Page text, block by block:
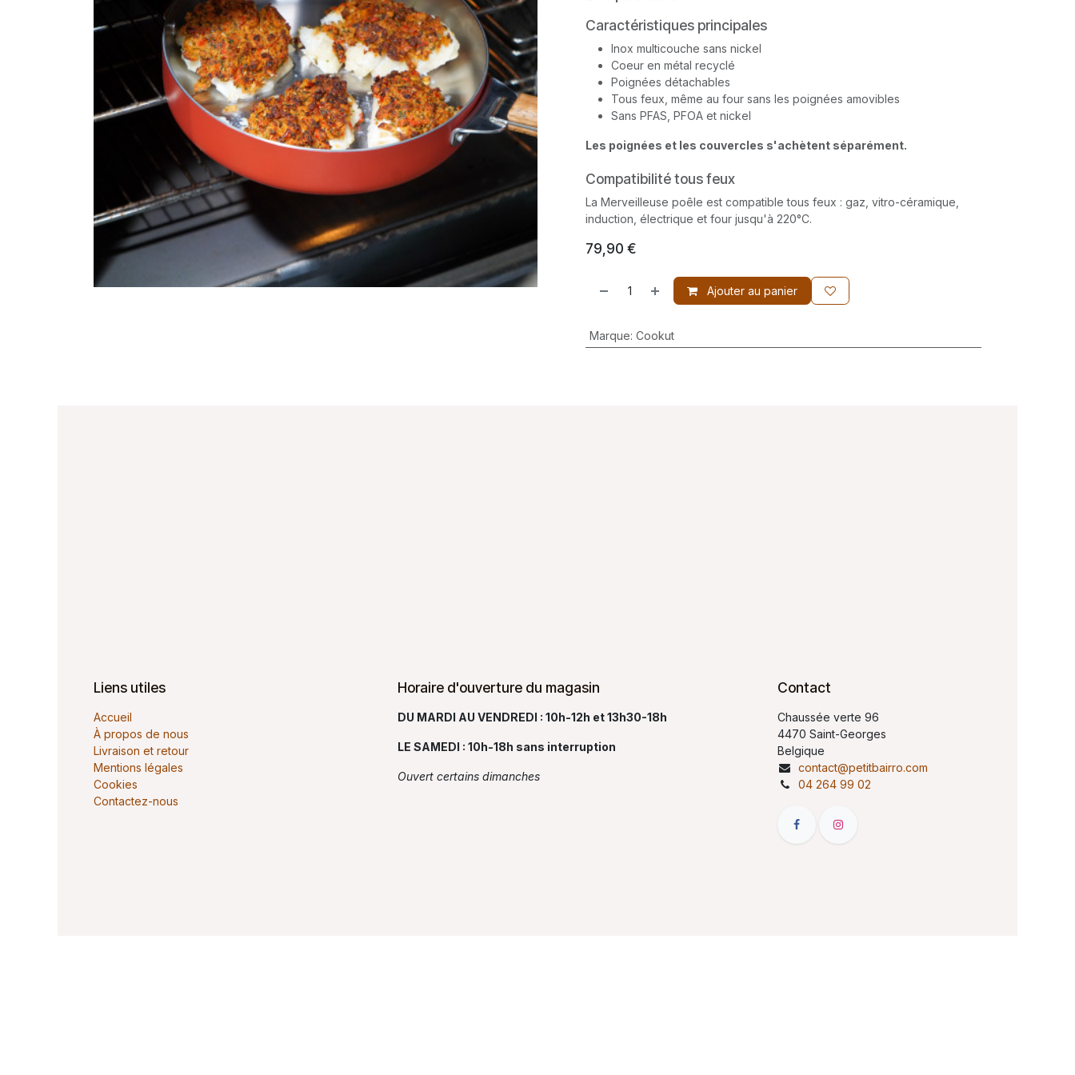
Caractéristiques principales
Inox multicouche sans nickel
Coeur en métal recyclé
Poignées détachables
Tous feux, même au four sans les poignées amovibles
Sans PFAS, PFOA et nickel
Les poignées et les couvercles s'achètent séparément.
Compatibilité tous feux
La Merveilleuse poêle est compatible tous feux : gaz, vitro-céramique,
induction, électrique et four jusqu'à 220°C.
79,90 €
Ajouter au panier
Marque: Cookut
Liens utiles
Accueil
À propos de nous
Livraison et retour
Mentions légales
Cookies
Contactez-nous
Horaire d'ouverture du magasin
DU MARDI AU VENDREDI : 10h-12h et 13h30-18h
LE SAMEDI : 10h-18h sans interruption
Ouvert certains dimanches
Contact
Chaussée verte 96
4470 Saint-Georges
Belgique
contact@petitbairro.com
04 264 99 02